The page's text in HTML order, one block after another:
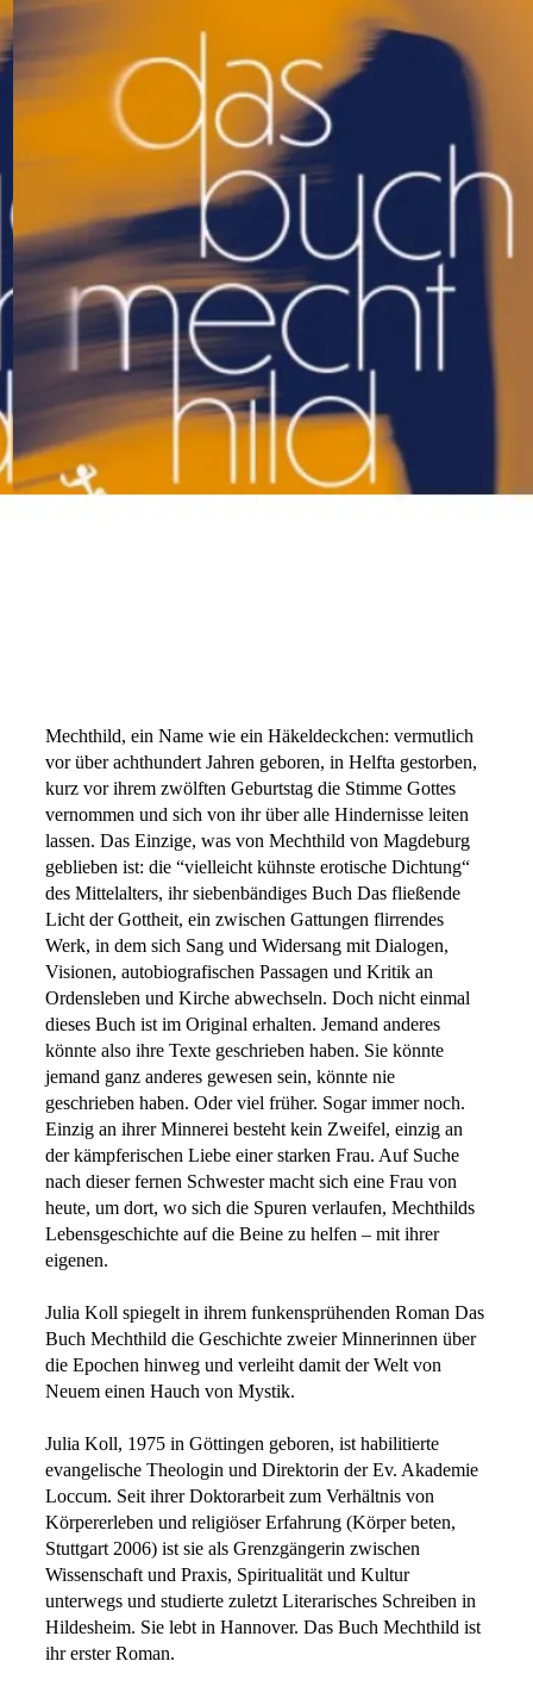
Mechthild, ein Name wie ein Häkeldeckchen: vermutlich
vor über achthundert Jahren geboren, in Helfta gestorben,
kurz vor ihrem zwölften Geburtstag die Stimme Gottes
vernommen und sich von ihr über alle Hindernisse leiten
lassen. Das Einzige, was von Mechthild von Magdeburg
geblieben ist: die “vielleicht kühnste erotische Dichtung“
des Mittelalters, ihr siebenbändiges Buch Das fließende
Licht der Gottheit, ein zwischen Gattungen flirrendes
Werk, in dem sich Sang und Widersang mit Dialogen,
Visionen, autobiografischen Passagen und Kritik an
Ordensleben und Kirche abwechseln. Doch nicht einmal
dieses Buch ist im Original erhalten. Jemand anderes
könnte also ihre Texte geschrieben haben. Sie könnte
jemand ganz anderes gewesen sein, könnte nie
geschrieben haben. Oder viel früher. Sogar immer noch.
Einzig an ihrer Minnerei besteht kein Zweifel, einzig an
der kämpferischen Liebe einer starken Frau. Auf Suche
nach dieser fernen Schwester macht sich eine Frau von
heute, um dort, wo sich die Spuren verlaufen, Mechthilds
Lebensgeschichte auf die Beine zu helfen – mit ihrer
eigenen.
Julia Koll spiegelt in ihrem funkensprühenden Roman Das
Buch Mechthild die Geschichte zweier Minnerinnen über
die Epochen hinweg und verleiht damit der Welt von
Neuem einen Hauch von Mystik.
Julia Koll, 1975 in Göttingen geboren, ist habilitierte
evangelische Theologin und Direktorin der Ev. Akademie
Loccum. Seit ihrer Doktorarbeit zum Verhältnis von
Körpererleben und religiöser Erfahrung (Körper beten,
Stuttgart 2006) ist sie als Grenzgängerin zwischen
Wissenschaft und Praxis, Spiritualität und Kultur
unterwegs und studierte zuletzt Literarisches Schreiben in
Hildesheim. Sie lebt in Hannover. Das Buch Mechthild ist
ihr erster Roman.